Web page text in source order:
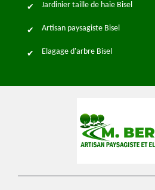
Jardinier taille de haie Bisel
Artisan paysagiste Bisel
Elagage d'arbre Bisel